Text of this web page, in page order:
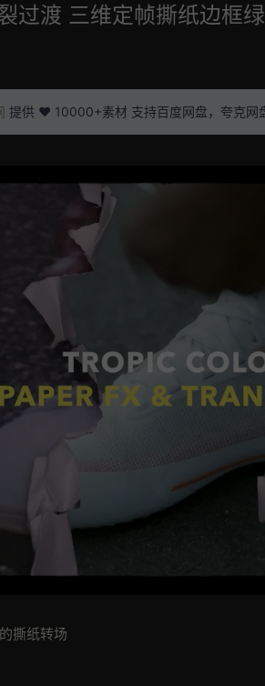
过渡 三维定帧撕纸边框
提供 ❤️ 10000+素材 支持百度网盘，夸克网
撕纸转场